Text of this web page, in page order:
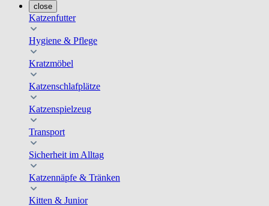
close
Katzenfutter
Hygiene & Pflege
Kratzmöbel
Katzenschlafplätze
Katzenspielzeug
Transport
Sicherheit im Alltag
Katzennäpfe & Tränken
Kitten & Junior